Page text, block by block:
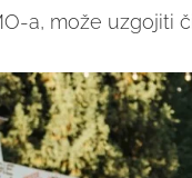
a, može uzgojiti